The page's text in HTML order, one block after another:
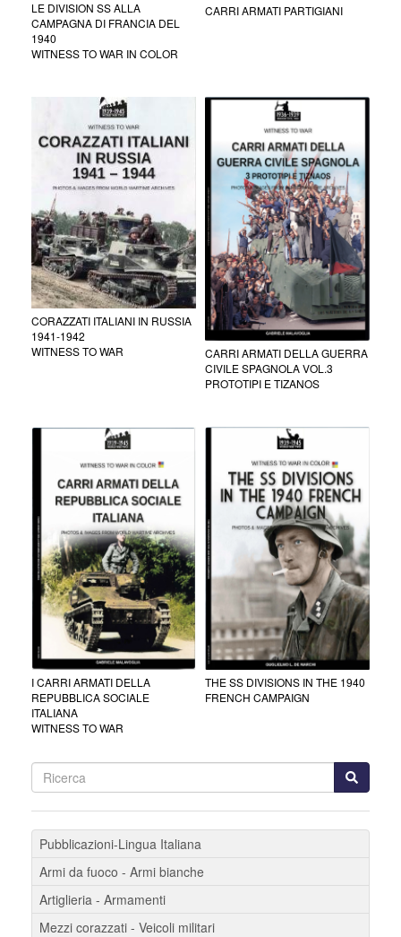
LE DIVISION SS ALLA
CAMPAGNA DI FRANCIA DEL
1940
WITNESS TO WAR IN COLOR
CARRI ARMATI PARTIGIANI
CORAZZATI ITALIANI IN RUSSIA
1941-1942
WITNESS TO WAR
CARRI ARMATI DELLA GUERRA
CIVILE SPAGNOLA VOL.3
PROTOTIPI E TIZANOS
I CARRI ARMATI DELLA
REPUBBLICA SOCIALE
ITALIANA
WITNESS TO WAR
THE SS DIVISIONS IN THE 1940
FRENCH CAMPAIGN
Pubblicazioni-Lingua Italiana
Armi da fuoco - Armi bianche
Artiglieria - Armamenti
Mezzi corazzati - Veicoli militari